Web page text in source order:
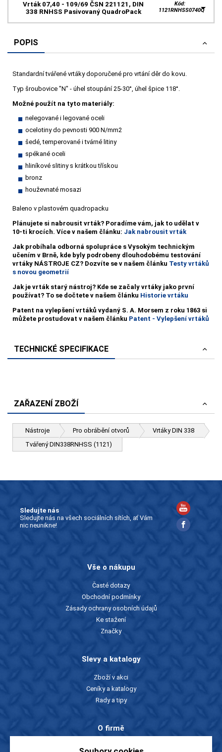
Vrták 07,40 - 109/69 ČSN 221121, DIN
338 RNHSS Pasivovaný QuadroPack
Kód:
1121RNHSS0740Q
POPIS
Standardní tvářené vrtáky doporučené pro vrtání děr do kovu.
Typ šroubovice "N" - úhel stoupání 25-30°, úhel špice 118°.
Možné použít na tyto materiály:
nelegované i legované oceli
ocelotiny do pevnosti 900 N/mm2
šedé, temperované i tvárné litiny
spékané oceli
hliníkové slitiny s krátkou třískou
bronz
houževnaté mosazi
Baleno v plastovém quadropacku
Plánujete si nabrousit vrták? Poradíme vám, jak to udělat v
10-ti krocích. Více v našem článku: Jak nabrousit vrták
Jak probíhala odborná spolupráce s Vysokým technickým
učením v Brně, kde byly podrobeny dlouhodobému testování
vrtáky NÁSTROJE CZ? Dozvíte se v našem článku Testy vrtáků
s novou geometrií
Jak je vrták starý nástroj? Kde se začaly vrtáky jako první
používat? To se dočtete v našem článku Historie vrtáku
Patent na vylepšení vrtáků vydaný S. A. Morsem z roku 1863 si
můžete prostudovat v našem článku Patent - Vylepšení vrtáků
TECHNICKÉ SPECIFIKACE
ZAŘAZENÍ ZBOŽÍ
Nástroje Pro obrábění otvorů
Vrtáky DIN 338
Tvářený DIN338RNHSS (1121)
Sledujte nás
Sledujte nás na všech sociálních sítích, ať Vám
nic neunikne!
Vše o nákupu
Časté dotazy
Obchodní podmínky
Zásady ochrany osobních údajů
Ke stažení
Značky
Slevy a katalogy
Zboží v akci
Ceníky a katalogy
Rady a tipy
O firmě